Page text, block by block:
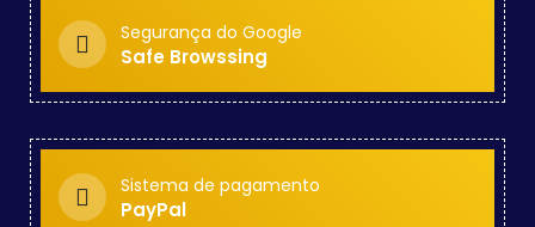
Segurança do Google
Safe Browssing
Sistema de pagamento
PayPal